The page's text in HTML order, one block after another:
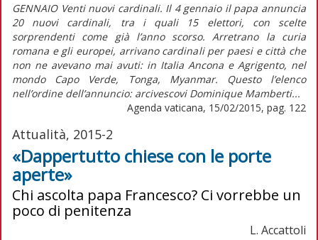
GENNAIO Venti nuovi cardinali. Il 4 gennaio il papa annuncia
20 nuovi cardinali, tra i quali 15 elettori, con scelte
sorprendenti come già l’anno scorso. Arretrano la curia
romana e gli europei, arrivano cardinali per paesi e città che
non ne avevano mai avuti: in Italia Ancona e Agrigento, nel
mondo Capo Verde, Tonga, Myanmar. Questo l’elenco
nell’ordine dell’annuncio: arcivescovi Dominique Mamberti...
Agenda vaticana, 15/02/2015, pag. 122
Attualità, 2015-2
«Dappertutto chiese con le porte
aperte»
Chi ascolta papa Francesco? Ci vorrebbe un
poco di penitenza
L. Accattoli